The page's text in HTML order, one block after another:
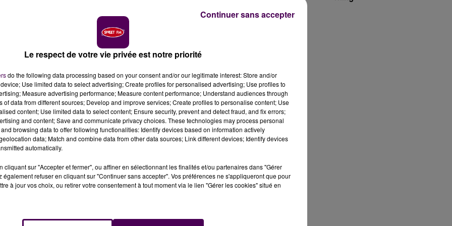
de Loué et McDonald's remettent le couvert. La
de restauration rapide en ailes de poulet. Le
à Paris.
La coopérative sarthoise et la multinationale du fast
Salon de l’Agriculture, porte de Versailles à Paris. Un
"wings"dans les restaurants de la chaîne. Il faut dire que
ponctuelle qui devait durer six semaines, mais les
réussite inattendue qui justifie ce nouveau
général des Fermiers de Loué.
ces
haut de gamme qui a séduit les clients de l’enseigne
retrouver des ailes un peu plus charnues. Cela ne
puisque les poulets élevés en Sarthe et en
conditions"
Le respect de votre vie privée est notre priorité
do the following data processing based on your consent and/or our legitimate interest: Store and/or
Use limited data to select advertising; Create profiles for personalised advertising; Use profiles to
Measure advertising performance; Measure content performance; Understand audiences through
of data from different sources; Develop and improve services; Create profiles to personalise content; Use
content; Use limited data to select content; Ensure security, prevent and detect fraud, and fix errors;
and content; Save and communicate privacy choices. These technologies may process personal
browsing data to offer following functionalities: Identify devices based on information actively
data; Match and combine data from other data sources; Link different devices; Identify devices
automatically.
cliquant sur "Accepter et fermer", ou affiner en sélectionnant les finalités et/ou partenaires dans "Gérer
également refuser en cliquant sur "Continuer sans accepter". Vos préférences ne s'appliqueront que pour
à jour vos choix, ou retirer votre consentement à tout moment via le lien "Gérer les cookies" situé en
Continuer sans accepter